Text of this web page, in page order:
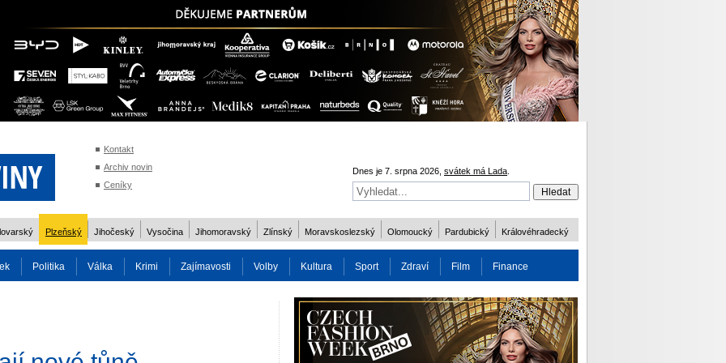
Kontakt
Archiv novin
Ceníky
Dnes je 7. srpna 2026, svátek má Lada
Plzeňský Jihočeský Vysočina Jihomoravský Zlínský Moravskoslezský Olomoucký Pardubický Královéhradecký
Politika Válka Krimi Zajímavosti Volby Kultura Sport Zdraví Film Finance
Charita Osobnost Více ODM 2016